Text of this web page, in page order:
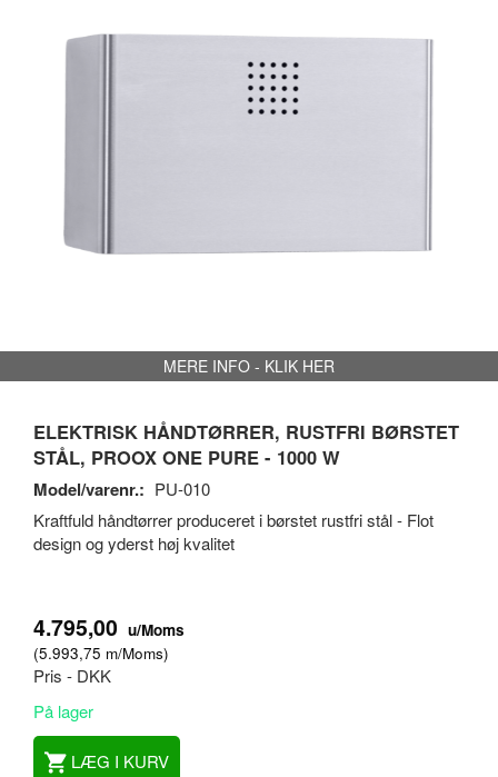
MERE INFO - KLIK HER
ELEKTRISK HÅNDTØRRER, RUSTFRI BØRSTET
STÅL, PROOX ONE PURE - 1000 W
Model/varenr.: PU-010
Kraftfuld håndtørrer produceret i børstet rustfri stål - Flot
design og yderst høj kvalitet
4.795,00 u/Moms
(5.993,75 m/Moms)
Pris - DKK
På lager
LÆG I KURV